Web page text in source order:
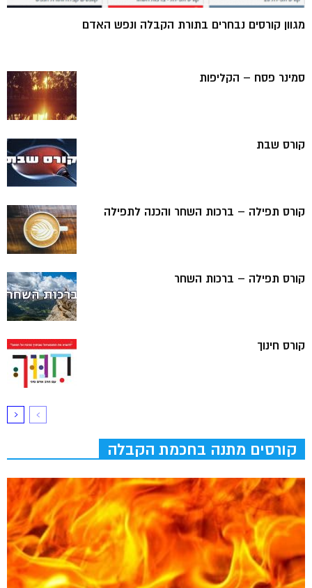
מגוון קורסים נבחרים בתורת הקבלה ונפש האדם
סמינר פסח – הקליפות
קורס שבת
קורס תפילה – ברכות השחר והכנה לתפילה
קורס תפילה – ברכות השחר
קורס חינוך
קורסים מתנה בחכמת הקבלה